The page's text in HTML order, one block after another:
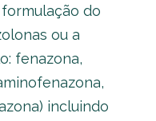
do
ou a
fenazona,
incluindo